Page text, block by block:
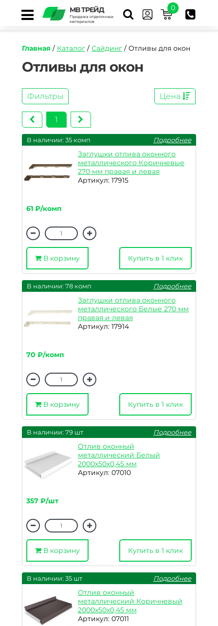
МВ ТРЕЙД
Продажа отделочных
материалов
0
Главная / Каталог/ Сайдинг/ Отливы для окон
Отливы для окон
Фильтры Цена
1
В наличии: 35 комп Подробнее
Заглушки отлива оконного
металлического Коричневые
270 мм правая и левая
Артикул: 17915
61 ₽/комп
В корзину Купить в 1 клик
В наличии: 78 комп Подробнее
Заглушки отлива оконного
металлического Белые 270 мм
правая и левая
Артикул: 17914
70 ₽/комп
В корзину Купить в 1 клик
В наличии: 79 шт Подробнее
Отлив оконный
металлический Белый
2000х50х0,45 мм
Артикул: 07010
357 ₽/шт
В корзину Купить в 1 клик
В наличии: 35 шт Подробнее
Отлив оконный
металлический Коричневый
2000х50х0,45 мм
Артикул: 07011